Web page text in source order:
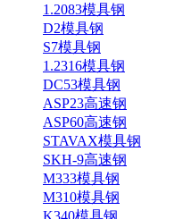
1.2083模具钢
D2模具钢
S7模具钢
1.2316模具钢
DC53模具钢
ASP23高速钢
ASP60高速钢
STAVAX模具钢
SKH-9高速钢
M333模具钢
M310模具钢
K340模具钢